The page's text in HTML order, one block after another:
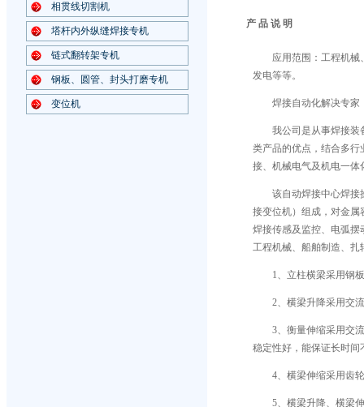
相贯线切割机
塔杆内外纵缝焊接专机
链式翻转架专机
钢板、圆管、封头打磨专机
变位机
产 品 说 明
应用范围：工程机
发电等等。
焊接自动化解决专家
我公司是从事焊接装
类产品的优点，结合多
接、机械电气及机电一
该自动焊接中心焊接
接变位机）组成，对金
焊接传感及监控、电弧
工程机械、船舶制造、
1、立柱横梁采用钢
2、横梁升降采用交
3、衡量伸缩采用交
稳定性好，能保证长时间
4、横梁伸缩采用齿
5、横梁升降、横梁